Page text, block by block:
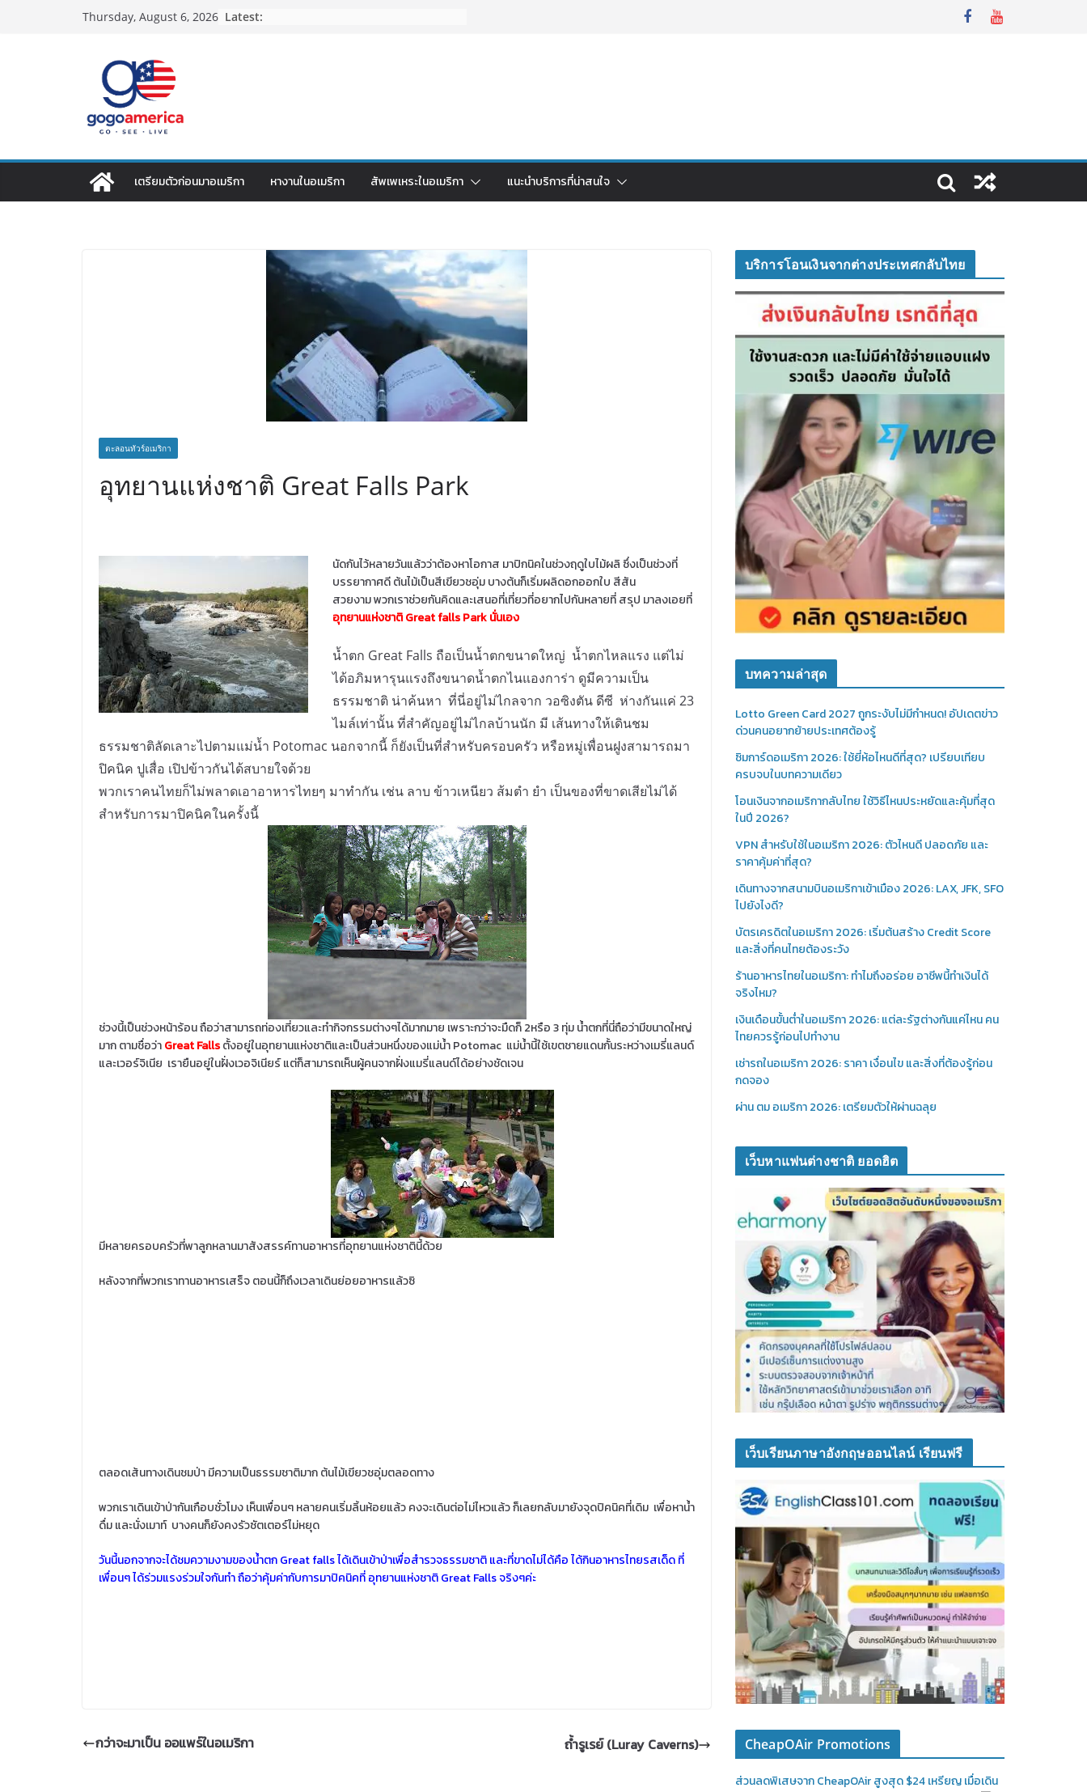
Thursday, August 6, 2026 Latest:
เตรียมตัวก่อนมาอเมริกา หางานในอเมริกา สัพเพเหระในอเมริกา แนะนำบริการที่น่าสนใจ
ตะลอนทัวร์อเมริกา
อุทยานแห่งชาติ Great Falls Park
นัดกันไว้หลายวันแล้วว่าต้องหาโอกาส มาปิกนิคในช่วงฤดูใบไม้ผลิ ซึ่งเป็นช่วงที่
บรรยากาศดี ต้นไม้เป็นสีเขียวชอุ่ม บางต้นก็เริ่มผลิดอกออกใบ สีสัน
สวยงาม พวกเราช่วยกันคิดและเสนอที่เที่ยวที่อยากไปกันหลายที่ สรุป มาลงเอยที่
อุทยานแห่งชาติ Great falls Park นั่นเอง
น้ำตก Great Falls ถือเป็นน้ำตกขนาดใหญ่ น้ำตกไหลแรง แต่ไม่
ได้อภิมหารุนแรงถึงขนาดน้ำตกไนแองการ่า ดูมีความเป็น
ธรรมชาติ น่าค้นหา ที่นี่อยู่ไม่ไกลจาก วอซิงตัน ดีซี ห่างกันแค่ 23
ไมล์เท่านั้น ที่สำคัญอยู่ไม่ไกลบ้านนัก มี เส้นทางให้เดินชม
ธรรมชาติลัดเลาะไปตามแม่น้ำ Potomac นอกจากนี้ ก็ยังเป็นที่สำหรับครอบครัว หรือหมู่เพื่อนฝูงสามารถมา
ปิคนิค ปูเสื่อ เปิปข้าวกันได้สบายใจด้วย
พวกเราคนไทยก็ไม่พลาดเอาอาหารไทยๆ มาทำกัน เช่น ลาบ ข้าวเหนียว ส้มตำ ยำ เป็นของที่ขาดเสียไม่ได้
สำหรับการมาปิคนิคในครั้งนี้
ช่วงนี้เป็นช่วงหน้าร้อน ถือว่าสามารถท่องเที่ยวและทำกิจกรรมต่างๆได้มากมาย เพราะกว่าจะมืดก็ 2หรือ 3 ทุ่ม น้ำตกที่นี่ถือว่ามีขนาดใหญ่
มาก ตามชื่อว่าGreat Fallsตั้งอยู่ในอุทยานแห่งชาติและเป็นส่วนหนึ่งของแม่น้ำ Potomac แม่น้ำนี้ใช้เขตชายแดนกั้นระหว่างเมรี่แลนด์
และเวอร์จิเนีย เรายืนอยู่ในฝั่งเวอจิเนียร์ แต่ก็สามารถเห็นผู้คนจากฝั่งแมรี่แลนด์ได้อย่างชัดเจน
มีหลายครอบครัวที่พาลูกหลานมาสังสรรค์ทานอาหารที่อุทยานแห่งชาตินี้ด้วย
หลังจากที่พวกเราทานอาหารเสร็จ ตอนนี้ก็ถึงเวลาเดินย่อยอาหารแล้วซิ
ตลอดเส้นทางเดินชมป่า มีความเป็นธรรมชาติมาก ต้นไม้เขียวชอุ่มตลอดทาง
พวกเราเดินเข้าป่ากันเกือบชั่วโมง เห็นเพื่อนๆ หลายคนเริ่มลิ้นห้อยแล้ว คงจะเดินต่อไม่ไหวแล้ว ก็เลยกลับมายังจุดปิคนิคที่เดิม เพื่อหาน้ำ
ดื่ม และนั่งเมาท์ บางคนก็ยังคงรัวซัตเตอร์ไม่หยุด
วันนี้นอกจากจะได้ชมความงามของน้ำตก Great falls ได้เดินเข้าป่าเพื่อสำรวจธรรมชาติ และที่ขาดไม่ได้คือ ได้กินอาหารไทยรสเด็ด ที่
เพื่อนๆ ได้ร่วมแรงร่วมใจกันทำ ถือว่าคุ้มค่ากับการมาปิคนิคที่ อุทยานแห่งชาติ Great Falls จริงๆค่ะ
กว่าจะมาเป็น ออแพร์ในอเมริกา ถ้ำรูเรย์ (Luray Caverns)
บริการโอนเงินจากต่างประเทศกลับไทย
บทความล่าสุด
Lotto Green Card 2027 ถูกระงับไม่มีกำหนด! อัปเดตข่าว
ด่วนคนอยากย้ายประเทศต้องรู้
ซิมการ์ดอเมริกา 2026: ใช้ยี่ห้อไหนดีที่สุด? เปรียบเทียบ
ครบจบในบทความเดียว
โอนเงินจากอเมริกากลับไทย ใช้วิธีไหนประหยัดและคุ้มที่สุด
ในปี 2026?
VPN สำหรับใช้ในอเมริกา 2026: ตัวไหนดี ปลอดภัย และ
ราคาคุ้มค่าที่สุด?
เดินทางจากสนามบินอเมริกาเข้าเมือง 2026: LAX, JFK, SFO
ไปยังไงดี?
บัตรเครดิตในอเมริกา 2026: เริ่มต้นสร้าง Credit Score
และสิ่งที่คนไทยต้องระวัง
ร้านอาหารไทยในอเมริกา: ทำไมถึงอร่อย อาชีพนี้ทำเงินได้
จริงไหม?
เงินเดือนขั้นต่ำในอเมริกา 2026: แต่ละรัฐต่างกันแค่ไหน คน
ไทยควรรู้ก่อนไปทำงาน
เช่ารถในอเมริกา 2026: ราคา เงื่อนไข และสิ่งที่ต้องรู้ก่อน
กดจอง
ผ่าน ตม อเมริกา 2026: เตรียมตัวให้ผ่านฉลุย
เว็บหาแฟนต่างชาติ ยอดฮิต
เว็บเรียนภาษาอังกฤษออนไลน์ เรียนฟรี
CheapOAir Promotions
ส่วนลดพิเสษจาก CheapOAir สูงสุด $24 เหรียญ เมื่อเดิน